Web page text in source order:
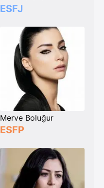
ESFJ
Merve Boluğur
ESFP